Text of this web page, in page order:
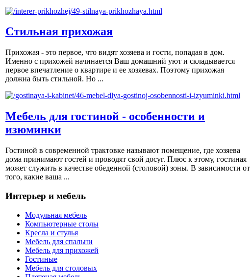
Стильная прихожая
Прихожая - это первое, что видят хозяева и гости, попадая в дом.
Именно с прихожей начинается Ваш домашний уют и складывается
первое впечатление о квартире и ее хозяевах. Поэтому прихожая
должна быть стильной. Но ...
Мебель для гостиной - особенности и
изюминки
Гостиной в современной трактовке называют помещение, где хозяева
дома принимают гостей и проводят свой досуг. Плюс к этому, гостиная
может служить в качестве обеденной (столовой) зоны. В зависимости от
того, какие ваша ...
Интерьер и мебель
Модульная мебель
Компьютерные столы
Кресла и стулья
Мебель для спальни
Мебель для прихожей
Гостиные
Мебель для столовых